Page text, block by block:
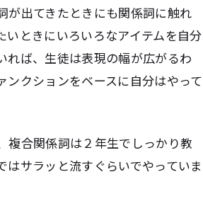
が出てきたときにも関係詞に触れ
いときにいろいろなアイテムを自分
れば、生徒は表現の幅が広がるわ
ンクションをベースに自分はやって
複合関係詞は２年生でしっかり教
はサラッと流すぐらいでやっていま